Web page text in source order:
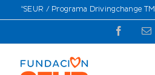
Saltar
al
“SEUR / Programa Drivingchange